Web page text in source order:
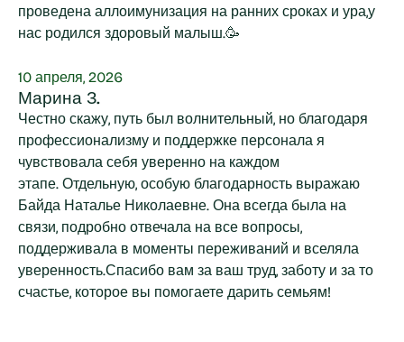
проведена аллоимунизация на ранних сроках и ура,у
нас родился здоровый малыш.🥳
10 апреля, 2026
Марина З.
Честно скажу, путь был волнительный, но благодаря
профессионализму и поддержке персонала я
чувствовала себя уверенно на каждом
этапе. Отдельную, особую благодарность выражаю
Байда Наталье Николаевне. Она всегда была на
связи, подробно отвечала на все вопросы,
поддерживала в моменты переживаний и вселяла
уверенность.Спасибо вам за ваш труд, заботу и за то
счастье, которое вы помогаете дарить семьям!